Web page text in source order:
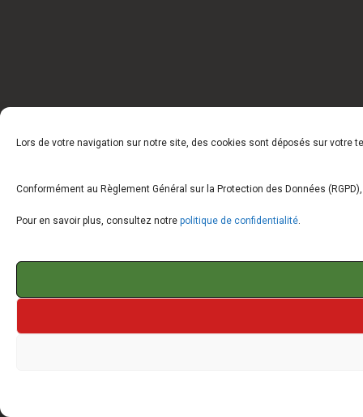
Lors de votre navigation sur notre site, des cookies sont déposés sur votre
Conformément au Règlement Général sur la Protection des Données
Pour en savoir plus, consultez notre politique de confidentialité.